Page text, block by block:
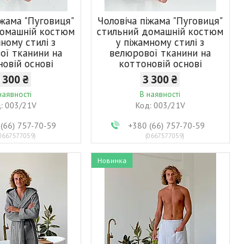
"Пуговиця"
костюм
стилі з
тканини на
основі
300 ₴
003/21V
757-70-59
Чоловіча піжама "Пуговиця"
стильний домашній костюм
у піжамному стилі з
велюрової тканини на
коттоновій основі
3 300 ₴
В наявності
003/21V
+380 (66) 757-70-59
0667577059
Новинка